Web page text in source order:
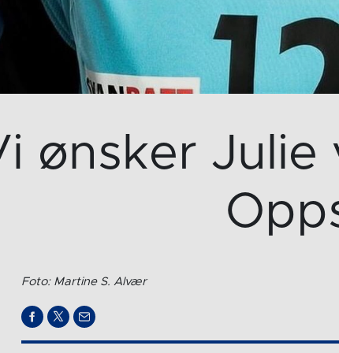
ønsker Julie
Foto: Martine S. Alvær